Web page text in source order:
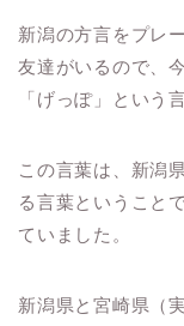
新潟の方言をプレ
友達がいるので、
「げっぽ」という
この言葉は、新潟
る言葉ということ
ていました。
新潟県と宮崎県（